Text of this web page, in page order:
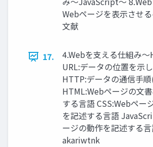
Webページを表⽰させ
⽂献
17.
4.Webを⽀える仕組み
URL:データの位置を⽰
HTTP:データの通信⼿
HTML:Webページの⽂
する⾔語 CSS:Webペー
を記述する⾔語
ージの動作を記述する⾔
akariwtnk